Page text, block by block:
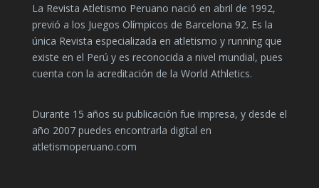
La Revista Atletismo Peruano nació en abril de 1992,
previó a los Juegos Olímpicos de Barcelona 92. Es la
única Revista especializada en atletismo y running que
existe en el Perú y es reconocida a nivel mundial, pues
cuenta con la acreditación de la World Athletics.
Durante 15 años su publicación fue impresa, y desde el
año 2007 puedes encontrarla digital en
atletismoperuano.com